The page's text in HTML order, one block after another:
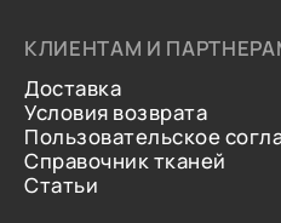
КЛИЕНТАМ И
Доставка
Условия возврата
Пользовательское
Справочник тканей
Статьи